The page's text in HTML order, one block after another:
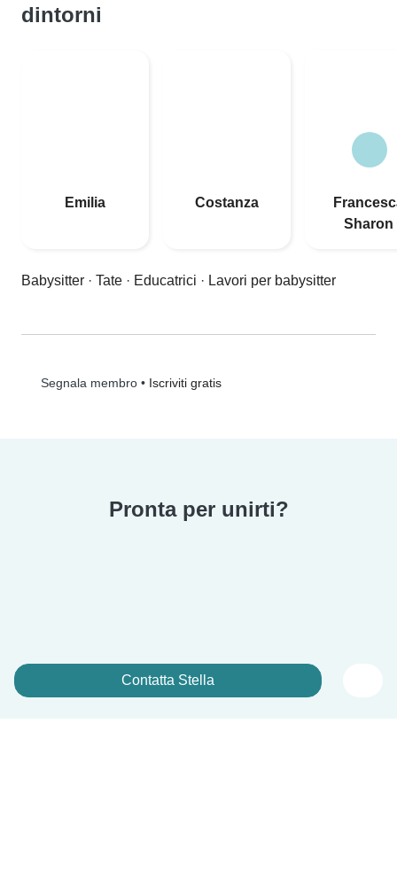
dintorni
Emilia Costanza
Sharon
Babysitter · Tate · Educatrici · Lavori per babysitter
Segnala membro• Iscriviti gratis
Pronta per unirti?
Contatta Stella